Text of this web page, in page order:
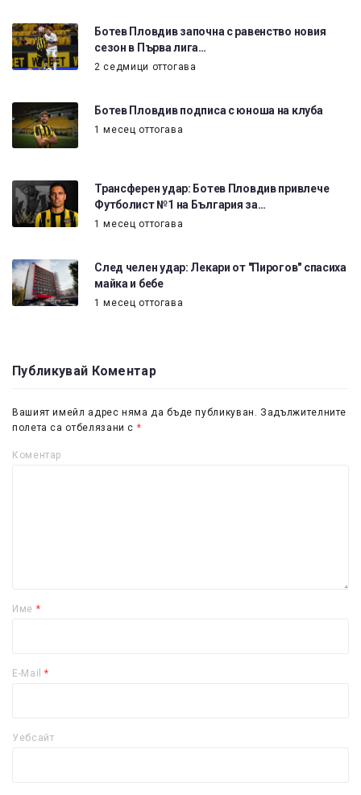
Ботев Пловдив започна с равенство новия
сезон в Първа лига…
2 седмици оттогава
Ботев Пловдив подписа с юноша на клуба
1 месец оттогава
Трансферен удар: Ботев Пловдив привлече
Футболист №1 на България за…
1 месец оттогава
След челен удар: Лекари от "Пирогов" спасиха
майка и бебе
1 месец оттогава
Публикувай Коментар
Вашият имейл адрес няма да бъде публикуван. Задължителните
полета са отбелязани с *
Коментар
Име *
E-Mail*
Уебсайт